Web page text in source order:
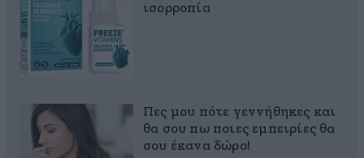
ισορροπία
Πες μου πότε γεννήθηκες και
θα σου πω ποιες εμπειρίες θα
σου έκανα δώρο!